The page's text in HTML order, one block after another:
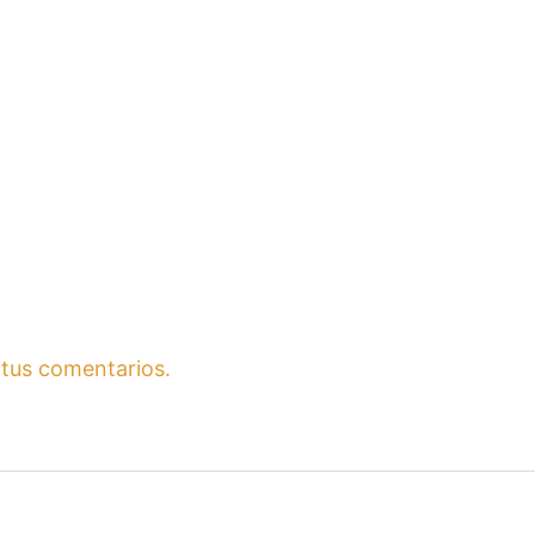
comentarios.